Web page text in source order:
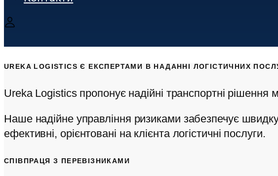
UREKA LOGISTICS Є ЕКСПЕРТАМИ В НАДАННІ ЛОГІСТИЧНИХ
Ureka Logistics пропонує надійні транспортні
Наше надійне управління ризиками забезпечує
ефективні, орієнтовані на клієнта логістичні послуги.
СПІВПРАЦЯ З ПЕРЕВІЗНИКАМИ